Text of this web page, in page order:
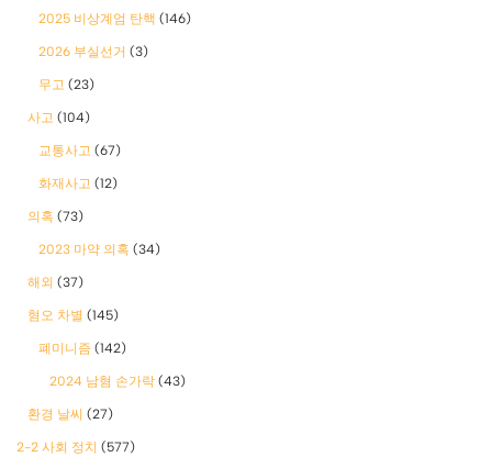
2025 비상계엄 탄핵 (146)
2026 부실선거 (3)
무고 (23)
사고 (104)
교통사고 (67)
화재사고 (12)
의혹 (73)
2023 마약 의혹 (34)
해외 (37)
혐오 차별 (145)
폐미니즘 (142)
2024 남혐 손가락 (43)
환경 날씨 (27)
2-2 사회 정치 (577)